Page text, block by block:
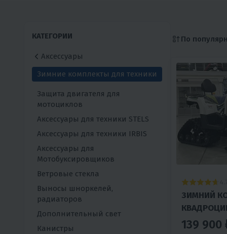
КАТЕГОРИИ
Аксессуары
Зимние комплекты для техники
Защита двигателя для
мотоциклов
Аксессуары для техники STELS
Аксессуары для техники IRBIS
Аксессуары для
Мотобуксировщиков
Ветровые стекла
Выносы шноркелей,
радиаторов
Дополнительный свет
Канистры
По
ЗИМНИЙ
PROMAX/
139 900